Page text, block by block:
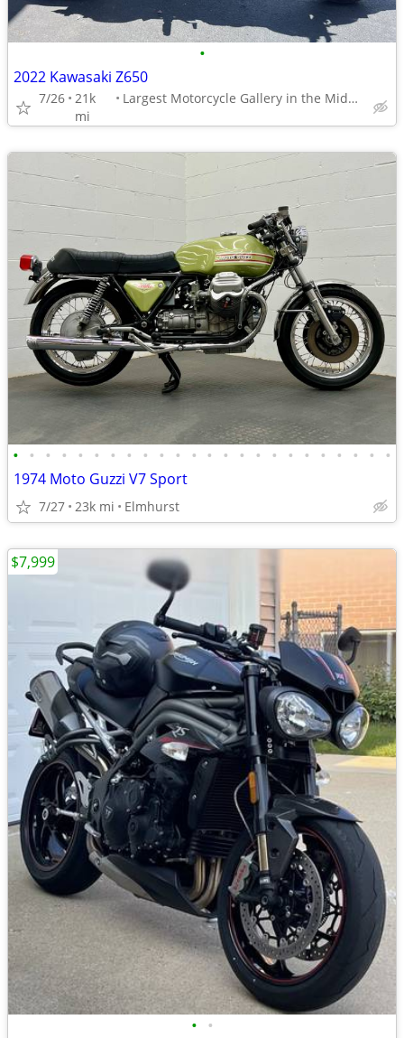
•
2022 Kawasaki Z650
7/26 21k
mi
Largest Motorcycle Gallery in the Midwest
• • • • • • • • • • • • • • • • • • • • • • • •
1974 Moto Guzzi V7 Sport
7/27 23k mi Elmhurst
• •
$7,999